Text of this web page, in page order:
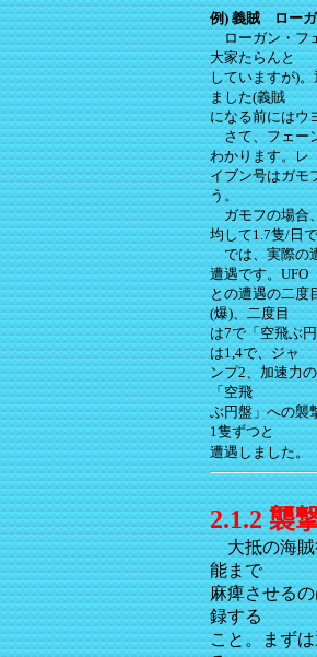
例) 義賊 ロー
ローガン・フェ
大家たらんと
していますが)
ました(義賊
になる前にはウ
さて、フェーン
わかります。レ
イブン号はガモ
う。
ガモフの場合
均して1.7隻/日
では、実際の遭
遭遇です。UFO
との遭遇の二度
(爆)、二度目
は7で「空飛ぶ
は1,4で、ジャ
ンプ2、加速力
「空飛
ぶ円盤」への襲
1隻ずつと
遭遇しました。
2.1.2 襲
大抵の海
能まで
麻痺させる
録する
こと。まず